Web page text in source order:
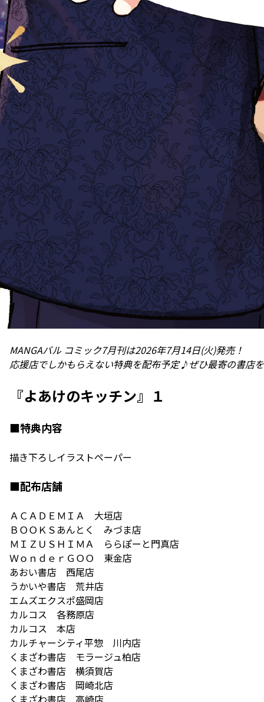
MANGAバル コミック7月刊は2026年7月14日(火)発売！
応援店でしかもらえない特典を配布予定♪ぜひ最寄の書店
『よあけのキッチン』１
■特典内容
描き下ろしイラストペーパー
■配布店舗
ＡＣＡＤＥＭＩＡ 大垣店
ＢＯＯＫＳあんとく みづま店
ＭＩＺＵＳＨＩＭＡ ららぽーと門真店
ＷｏｎｄｅｒＧＯＯ 東金店
あおい書店 西尾店
うかいや書店 荒井店
エムズエクスポ盛岡店
カルコス 各務原店
カルコス 本店
カルチャーシティ平惣 川内店
くまざわ書店 モラージュ柏店
くまざわ書店 横須賀店
くまざわ書店 岡崎北店
くまざわ書店 高崎店